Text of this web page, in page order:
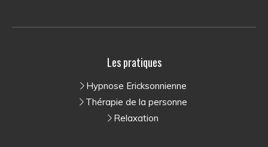
Les pratiques
Hypnose Ericksonnienne
Thérapie de la personne
Relaxation